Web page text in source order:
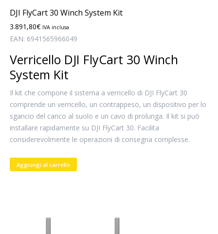
DJI FlyCart 30 Winch System Kit
3.891,80€ IVA inclusa
EAN: 6941565966049
Verricello DJI FlyCart 30 Winch
System Kit
Il kit che compone il sistema a verricello di DJI FlyCart 30
comprende un verricello, un contrappeso, un dispositivo per lo
sgancio del carico al suolo e un cavo di prolunga. Il kit si può
installare rapidamente su DJI FlyCart 30. Facilita
considerevolmente le operazioni di consegna complesse.
Aggiungi al carrello